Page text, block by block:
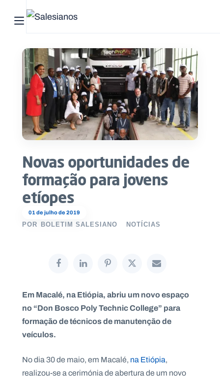
Abrir menu principal
01 de julho de 2019
Novas oportunidades de
formação para jovens
etíopes
POR BOLETIM SALESIANO NOTÍCIAS
Em Macalé, na Etiópia, abriu um novo espaço
no “Don Bosco Poly Technic College” para
formação de técnicos de manutenção de
veículos.
No dia 30 de maio, em Macalé, na Etiópia,
realizou-se a cerimónia de abertura de um novo
Pesquisar no site
Início
Quem
somos
O
que
fazemos
Recursos
Notícias
A
N
C
I
O
N
S
a
l